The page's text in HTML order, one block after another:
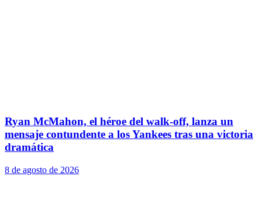
Ryan McMahon, el héroe del walk-off, lanza un
mensaje contundente a los Yankees tras una victoria
dramática
8 de agosto de 2026